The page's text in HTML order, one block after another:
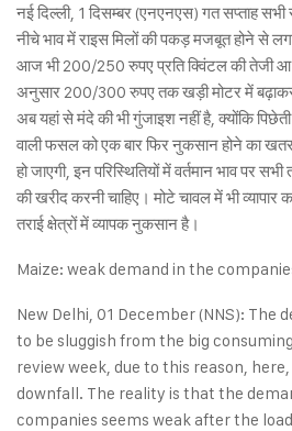
नई दिल्ली, 1 दिसम्बर (एनएनएस) गत सप्ताह सभी
नीचे भाव में राइस मिलों की पकड़ मजबूत होने से
आज भी 200/250 रुपए प्रति क्विंटल की तेजी आ
अनुसार 200/300 रुपए तक खड़ी मोटर में बढ़ाकर
अब यहां से मंदे की भी गुंजाइश नहीं है, क्योंकि
वाली फसल को एक बार फिर नुकसान होने का
हो जाएगी, इन परिस्थितियों में वर्तमान भाव पर
की खरीद करनी चाहिए। मोटे चावल में भी
तराई क्षेत्रों में व्यापक नुकसान है।
Maize: weak demand in the
New Delhi, 01 December (NNS): The
to be sluggish from the big
review week, due to this reason,
downfall. The reality is that the
companies seems weak after the